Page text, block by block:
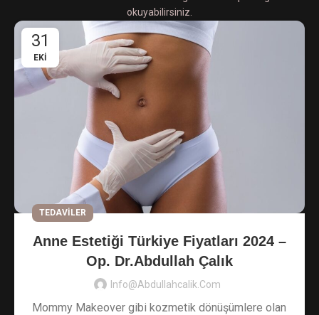
okuyabilirsiniz.
31
EKI
TEDAVILER
Anne Estetiği Türkiye Fiyatları 2024 –
Op. Dr.Abdullah Çalık
Info@abdullahcalik.com
Mommy Makeover gibi kozmetik dönüşümlere olan